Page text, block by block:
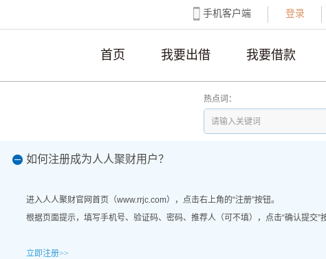
登录
手机客户端
首页 我要出借 我要借款
热点词：
如何注册成为人人聚财用户？
进入人人聚财官网首页（www.rrjc.com），点击右上角的“注册”按钮。
根据页面提示，填写手机号、验证码、密码、推荐人（可不填），点击“确认提交”
立即注册>>